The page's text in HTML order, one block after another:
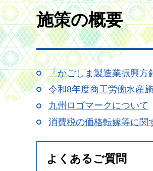
施策の概要
「かごしま製造業振興方
令和8年度商工労働水産
九州ロゴマークについて
消費税の価格転嫁等に関
よくあるご質問